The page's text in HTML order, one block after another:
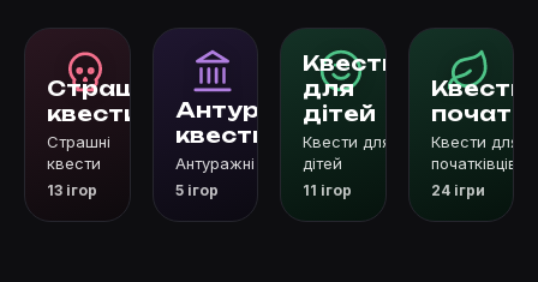
Страшні
квести
Страшні
квести
13 ігор
Антуражні
квести
Антуражні квести
5 ігор
Квести
для
дітей
Квести для
дітей
11 ігор
Квести
Квести для
початківців
24 ігри